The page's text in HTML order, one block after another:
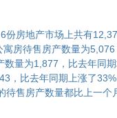
份房地产市场上共有
房待售房产数量为
数量为1,877，比去年同
，比去年同期上涨了
待售房产数量都比上一个